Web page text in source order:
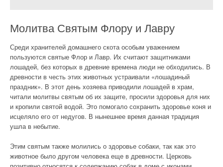
Молитва Святым Флору и Лавру
Среди хранителей домашнего скота особым уважением
пользуются святые Флор и Лавр. Их считают защитниками
лошадей, без которых в древние времена люди не обходились. В
древности в честь этих животных устраивали «лошадиный
праздник». В этот день хозяева приводили лошадей в храм,
читали молитвы святым об их защите, просили здоровья для них
и кропили святой водой. Это помогало сохранить здоровье коня и
исцеляло его от недугов. В нынешнее время данная традиция
ушла в небытие.
Этим святым также молились о здоровье собаки, так как это
животное было другом человека еще в древности. Церковь